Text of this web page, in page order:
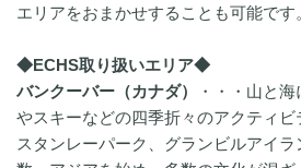
エリアをおまかせすることも可能です
◆ECHS取り扱いエリア◆
バンクーバー（カナダ）
・・・山と
やスキーなどの四季折々のアクティビ
スタンレーパーク、グランビルアイ